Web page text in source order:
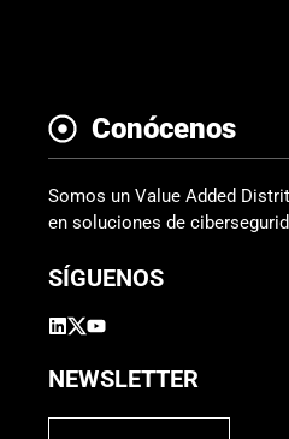
Conócenos
Somos un Value Added
en soluciones de
SÍGUENOS
NEWSLETTER